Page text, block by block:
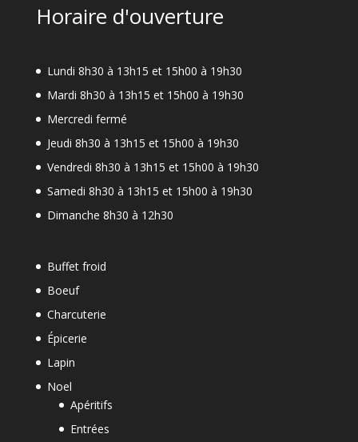
Horaire d'ouverture
Lundi 8h30 à 13h15 et 15h00 à 19h30
Mardi 8h30 à 13h15 et 15h00 à 19h30
Mercredi fermé
Jeudi 8h30 à 13h15 et 15h00 à 19h30
Vendredi 8h30 à 13h15 et 15h00 à 19h30
Samedi 8h30 à 13h15 et 15h00 à 19h30
Dimanche 8h30 à 12h30
Buffet froid
Boeuf
Charcuterie
Épicerie
Lapin
Noel
Apéritifs
Entrées